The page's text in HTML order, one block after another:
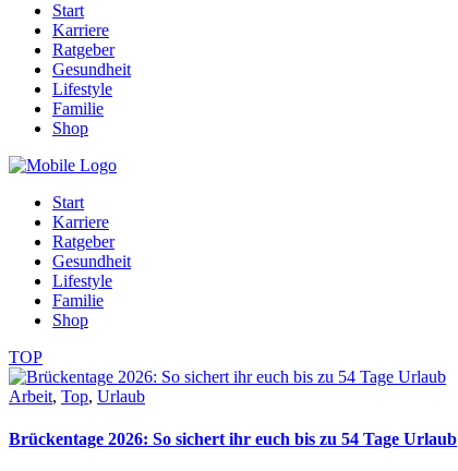
Start
Karriere
Ratgeber
Gesundheit
Lifestyle
Familie
Shop
Start
Karriere
Ratgeber
Gesundheit
Lifestyle
Familie
Shop
TOP
Arbeit, Top, Urlaub
Brückentage 2026: So sichert ihr euch bis zu 54 Tage Urlaub